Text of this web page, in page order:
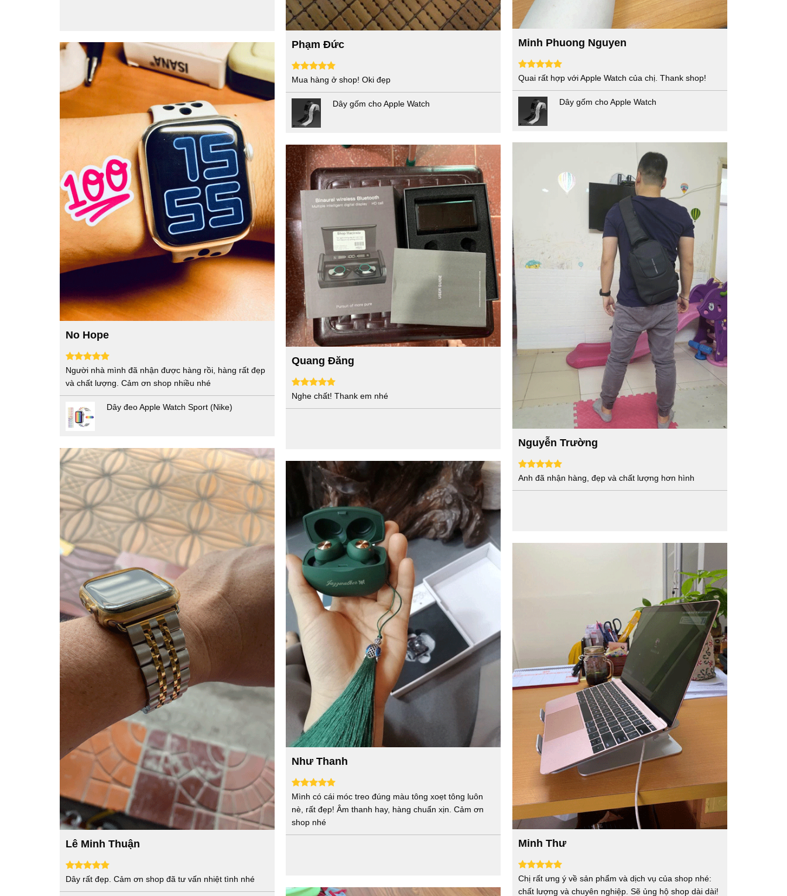
Phạm Đức
Mua hàng ở shop! Oki đẹp
Dây gốm cho Apple Watch
Minh Phuong Nguyen
Quai rất hợp với Apple Watch của chị. Thank shop!
Dây gốm cho Apple Watch
No Hope
Người nhà mình đã nhận được hàng rồi, hàng rất đẹp
và chất lượng. Cảm ơn shop nhiều nhé
Dây đeo Apple Watch Sport (Nike)
Nguyễn Trường
Anh đã nhận hàng, đẹp và chất lượng hơn hình
Quang Đăng
Nghe chất! Thank em nhé
Lê Minh Thuận
Dây rất đẹp. Cảm ơn shop đã tư vấn nhiệt tình nhé
Như Thanh
Mình có cái móc treo đúng màu tông xoẹt tông luôn
nè, rất đẹp! Âm thanh hay, hàng chuẩn xịn. Cảm ơn
shop nhé
Minh Thư
Chị rất ưng ý về sản phẩm và dịch vụ của shop nhé:
chất lượng và chuyên nghiệp. Sẽ ủng hộ shop dài dài!